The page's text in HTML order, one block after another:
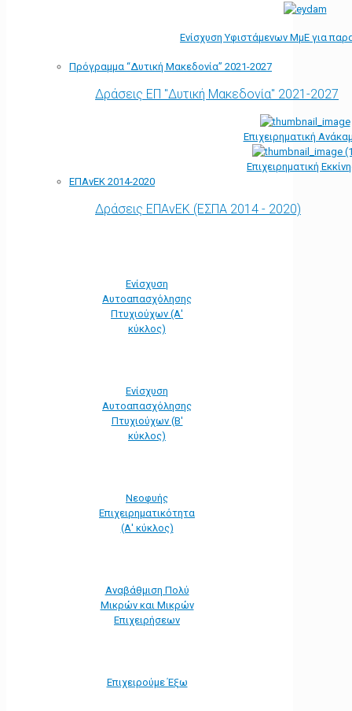
Ενίσχυση Υφιστάμενων ΜμΕ για
Πρόγραμμα “Δυτική Μακεδονία” 2021-2027
Δράσεις ΕΠ "Δυτική Μακεδονία" 2021-2027
Επιχειρηματική
Επιχειρηματική
ΕΠΑνΕΚ 2014-2020
Δράσεις ΕΠΑνΕΚ (ΕΣΠΑ 2014 - 2020)
Ενίσχυση
Αυτοαπασχόλησης
Πτυχιούχων (Α'
κύκλος)
Ενίσχυση
Αυτοαπασχόλησης
Πτυχιούχων (Β'
κύκλος)
Νεοφυής
Επιχειρηματικότητα
(Α' κύκλος)
Αναβάθμιση Πολύ
Μικρών και Μικρών
Επιχειρήσεων
Επιχειρούμε Έξω